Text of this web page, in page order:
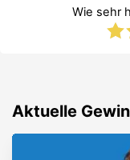
Wie sehr
Aktuelle